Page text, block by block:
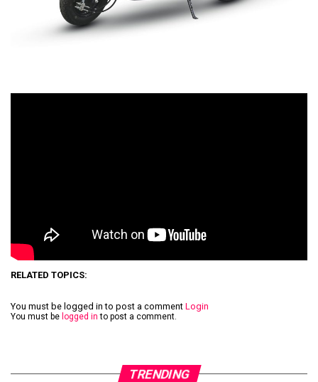
RELATED TOPICS:
You must be logged in to post a comment Login
You must be logged in to post a comment.
TRENDING